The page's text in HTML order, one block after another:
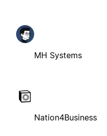
MH Systems
Nation4Business